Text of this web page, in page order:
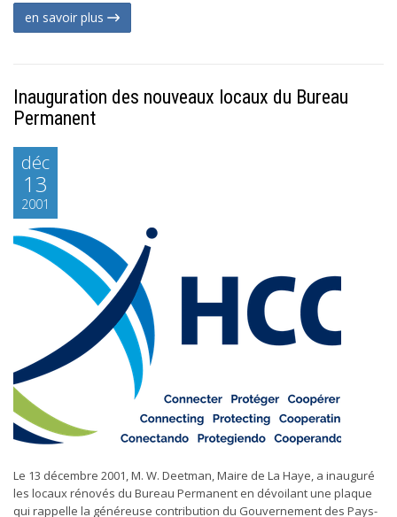
en savoir plus
Inauguration des nouveaux locaux du Bureau
Permanent
déc
13
2001
Le 13 décembre 2001, M. W. Deetman, Maire de La Haye, a inauguré
les locaux rénovés du Bureau Permanent en dévoilant une plaque
qui rappelle la généreuse contribution du Gouvernement des Pays-